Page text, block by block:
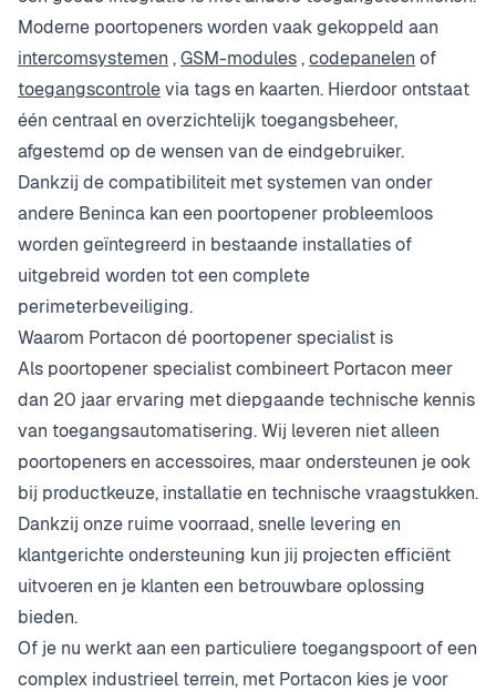
Moderne poortopeners worden vaak gekoppeld aan
intercomsystemen ,GSM-modules,codepanelen of
toegangscontrolevia tags en kaarten. Hierdoor ontstaat
één centraal en overzichtelijk toegangsbeheer,
afgestemd op de wensen van de eindgebruiker.
Dankzij de compatibiliteit met systemen van onder
andere Beninca kan een poortopener probleemloos
worden geïntegreerd in bestaande installaties of
uitgebreid worden tot een complete
perimeterbeveiliging.
Waarom Portacon dé poortopener specialist is
Als poortopener specialist combineert Portacon meer
dan 20 jaar ervaring met diepgaande technische kennis
van toegangsautomatisering. Wij leveren niet alleen
poortopeners en accessoires, maar ondersteunen je ook
bij productkeuze, installatie en technische vraagstukken.
Dankzij onze ruime voorraad, snelle levering en
klantgerichte ondersteuning kun jij projecten efficiënt
uitvoeren en je klanten een betrouwbare oplossing
bieden.
Of je nu werkt aan een particuliere toegangspoort of een
complex industrieel terrein, met Portacon kies je voor